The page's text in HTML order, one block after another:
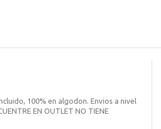
100% en algodon. Envios a nivel
EN OUTLET NO TIENE